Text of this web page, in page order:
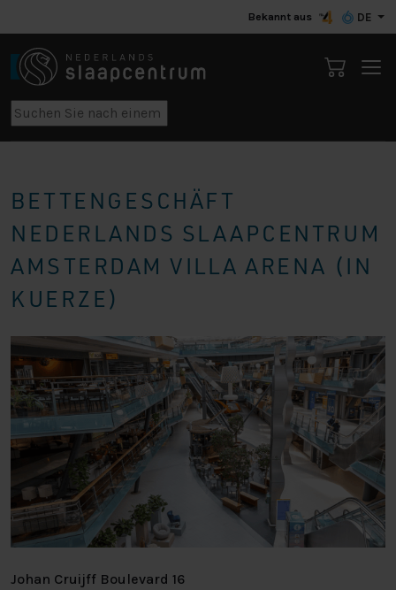
Bekannt aus DE
BETTENGESCHÄFT
NEDERLANDS SLAAPCENTRUM
AMSTERDAM VILLA ARENA (IN
KUERZE)
Johan Cruijff Boulevard 16